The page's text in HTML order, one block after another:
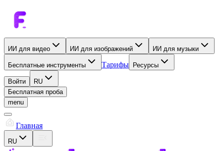
ИИ для видео ИИ для изображений ИИ для музыки
Бесплатные инструменты Тарифы Ресурсы
Войти
RU
Бесплатная проба
menu
Главная
RU